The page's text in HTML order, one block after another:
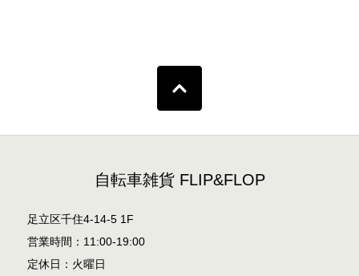
自転車雑貨 FLIP&FLOP
足立区千住4-14-5 1F
営業時間：11:00-19:00
定休日：火曜日